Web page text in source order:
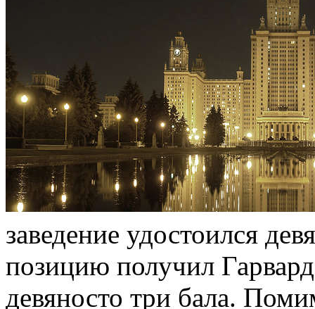
заведение удостоился
позицию получил
девяносто три бала.